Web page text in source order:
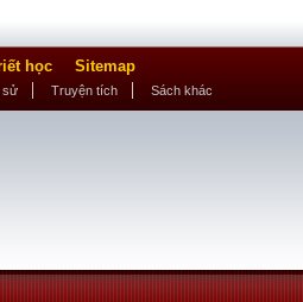
học Sitemap
sử Truyện tích Sách khác